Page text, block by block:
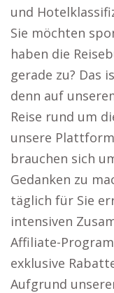
und
Sie möchten
haben die
gerade zu? Das
denn auf
Reise rund um
unsere
brauchen sich
Gedanken zu
täglich für Sie
intensiven
Affiliate-
exklusive
Aufgrund